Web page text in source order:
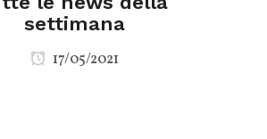
settimana
17/05/2021